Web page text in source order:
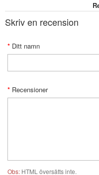
Skriv en recension
Ditt namn
Recensioner
Obs: HTML översätts inte.